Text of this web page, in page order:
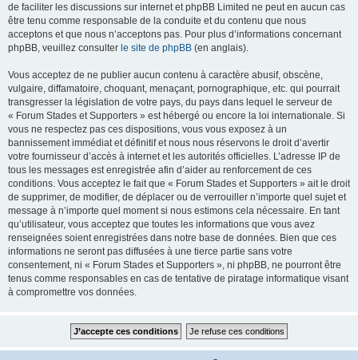
de faciliter les discussions sur internet et phpBB Limited ne peut en aucun cas
être tenu comme responsable de la conduite et du contenu que nous
acceptons et que nous n’acceptons pas. Pour plus d’informations concernant
phpBB, veuillez consulter le site de phpBB (en anglais).
Vous acceptez de ne publier aucun contenu à caractère abusif, obscène,
vulgaire, diffamatoire, choquant, menaçant, pornographique, etc. qui pourrait
transgresser la législation de votre pays, du pays dans lequel le serveur de
« Forum Stades et Supporters » est hébergé ou encore la loi internationale. Si
vous ne respectez pas ces dispositions, vous vous exposez à un
bannissement immédiat et définitif et nous nous réservons le droit d’avertir
votre fournisseur d’accès à internet et les autorités officielles. L’adresse IP de
tous les messages est enregistrée afin d’aider au renforcement de ces
conditions. Vous acceptez le fait que « Forum Stades et Supporters » ait le droit
de supprimer, de modifier, de déplacer ou de verrouiller n’importe quel sujet et
message à n’importe quel moment si nous estimons cela nécessaire. En tant
qu’utilisateur, vous acceptez que toutes les informations que vous avez
renseignées soient enregistrées dans notre base de données. Bien que ces
informations ne seront pas diffusées à une tierce partie sans votre
consentement, ni « Forum Stades et Supporters », ni phpBB, ne pourront être
tenus comme responsables en cas de tentative de piratage informatique visant
à compromettre vos données.